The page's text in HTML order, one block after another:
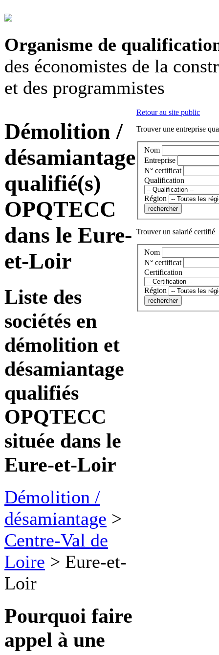
Organisme de
des économistes de la
et des programmistes
Démolition /
désamiantage
qualifié(s)
OPQTECC
dans le Eure-
et-Loir
Liste des
sociétés en
démolition et
désamiantage
qualifiés
OPQTECC
située dans le
Eure-et-Loir
Démolition /
désamiantage >
Centre-Val de
Loire > Eure-et-
Loir
Pourquoi faire
appel à une
Retour au site public
Trouver une entreprise
Nom
Entreprise
N° certificat
Qualification
Région
Trouver un salarié certifié
Nom
N° certificat
Certification
Région